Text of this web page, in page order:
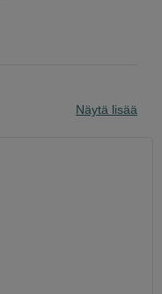
Näytä lisää